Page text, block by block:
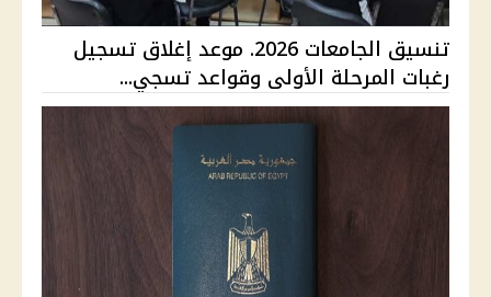
تنسيق الجامعات 2026. موعد إغلاق تسجيل
رغبات المرحلة الأولى وقواعد تسجي...